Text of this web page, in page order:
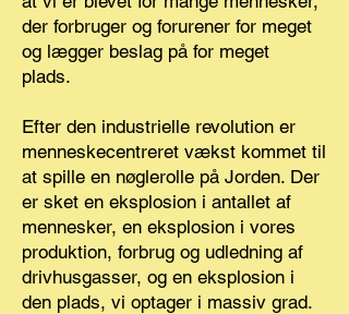
der forbruger og forurener for meget
og lægger beslag på for meget
plads.
Efter den industrielle revolution er
menneskecentreret vækst kommet til
at spille en nøglerolle på Jorden. Der
er sket en eksplosion i antallet af
mennesker, en eksplosion i vores
produktion, forbrug og udledning af
drivhusgasser, og en eksplosion i
den plads, vi optager i massiv grad.